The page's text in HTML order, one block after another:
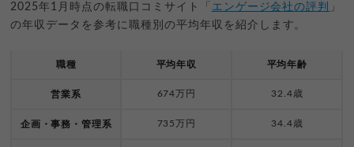
2025年1月時点の転職口コミサイト「 エンゲージ会社の評判
」
の年収データを参考に職種別の平均年収を紹介します。
職種 平均年収 平均年齢
営業系 674万円 32.4歳
企画・事務・管理系 735万円 34.4歳